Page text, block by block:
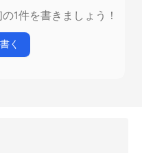
1件を書きましょう！
く